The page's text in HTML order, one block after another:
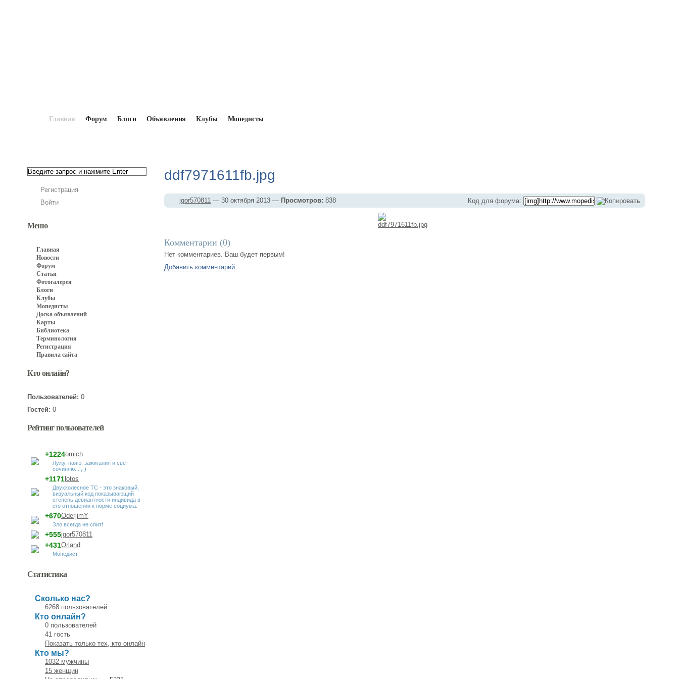
Главная Форум Блоги Объявления Клубы Мопедисты
Регистрация
Войти
Меню
Главная
Новости
Форум
Статьи
Фотогалерея
Блоги
Клубы
Мопедисты
Доска объявлений
Карты
Библиотека
Терминология
Регистрация
Правила сайта
Кто онлайн?
Пользователей: 0
Гостей: 0
Рейтинг пользователей
omich
+1224
Лужу, паяю, зажигания и свет
сочиняю... ;-)
lotos
+1171
Двухколесное ТС - это знаковый,
визуальный код показывающий
степень девиантности индивида в
его отношении к норме социума.
OderjimY
+670
Зло всегда не спит!
jgor570811
+555
Orland
+431
Мопедист
Статистика
Сколько нас?
6268 пользователей
Кто онлайн?
0 пользователей
41 гость
Показать только тех, кто онлайн
Кто мы?
1032 мужчины
15 женщин
ddf7971611fb.jpg
jgor570811 — 30 октября 2013 — Просмотров: 838 Код для форума:
Комментарии (0)
Нет комментариев. Ваш будет первым!
Добавить комментарий